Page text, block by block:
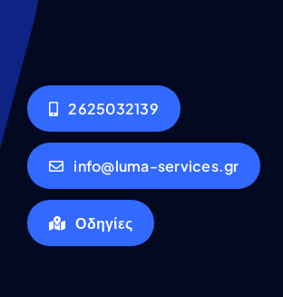
2625032139
info@luma-services.gr
Οδηγίες